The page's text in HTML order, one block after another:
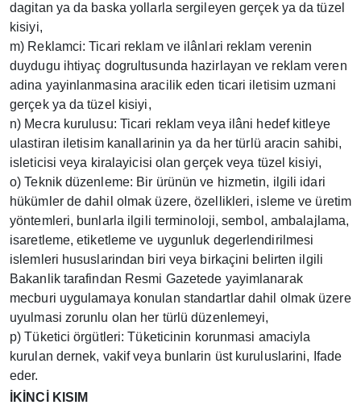
dagitan ya da baska yollarla sergileyen gerçek ya da tüzel
kisiyi,
m) Reklamci: Ticari reklam ve ilânlari reklam verenin
duydugu ihtiyaç dogrultusunda hazirlayan ve reklam veren
adina yayinlanmasina aracilik eden ticari iletisim uzmani
gerçek ya da tüzel kisiyi,
n) Mecra kurulusu: Ticari reklam veya ilâni hedef kitleye
ulastiran iletisim kanallarinin ya da her türlü aracin sahibi,
isleticisi veya kiralayicisi olan gerçek veya tüzel kisiyi,
o) Teknik düzenleme: Bir ürünün ve hizmetin, ilgili idari
hükümler de dahil olmak üzere, özellikleri, isleme ve üretim
yöntemleri, bunlarla ilgili terminoloji, sembol, ambalajlama,
isaretleme, etiketleme ve uygunluk degerlendirilmesi
islemleri hususlarindan biri veya birkaçini belirten ilgili
Bakanlik tarafindan Resmi Gazetede yayimlanarak
mecburi uygulamaya konulan standartlar dahil olmak üzere
uyulmasi zorunlu olan her türlü düzenlemeyi,
p) Tüketici örgütleri: Tüketicinin korunmasi amaciyla
kurulan dernek, vakif veya bunlarin üst kuruluslarini, Ifade
eder.
İKİNCİ KISIM